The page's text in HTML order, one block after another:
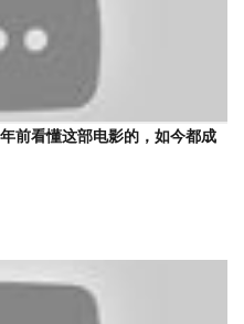
前看懂这部电影的，如今都成